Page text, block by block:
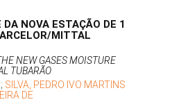
NOVA ESTAÇÃO DE 1
MITTAL
NEW GASES MOISTURE
TUBARÃO
; SILVA, PEDRO IVO MARTINS
DE